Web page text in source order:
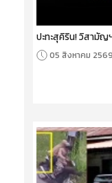
ปะทะสุคิริน! วิสามั
05 สิงหาคม 2569